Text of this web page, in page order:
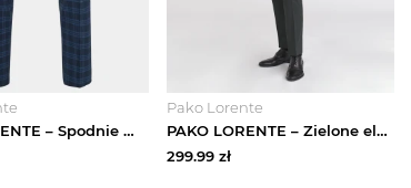
PAKO LORENTE – Spodnie męskie garniturowe GUADALUPE P20SF-6G-022-G
Pako Lorente
PAKO LORENTE – Zielone eleganckie spodnie męskie
299.99 zł